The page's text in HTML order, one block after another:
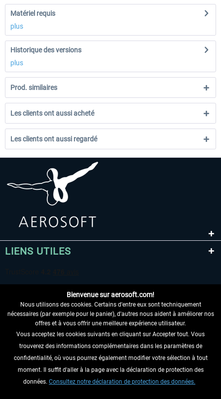
Matériel requis
plus
Historique des versions
plus
Prod. similaires
Les clients ont aussi acheté
Les clients ont aussi regardé
LIENS UTILES
RENONCER AU CONTRAT ICI
INFORMATIONS
NE MANQUEZ PAS LES DERNIÈRES
Bienvenue sur aerosoft.com!
Nous utilisons des cookies. Certains d'entre eux sont techniquement
nécessaires (par exemple pour le panier), d'autres nous aident à améliorer nos
offres et à vous offrir une meilleure expérience utilisateur.
Vous acceptez les cookies suivants en cliquant sur Accepter tout. Vous
trouverez des informations complémentaires dans les paramètres de
confidentialité, où vous pourrez également modifier votre sélection à tout
moment. Il suffit d'aller à la page avec la déclaration de protection des
données. Consultez notre déclaration de protection des données.